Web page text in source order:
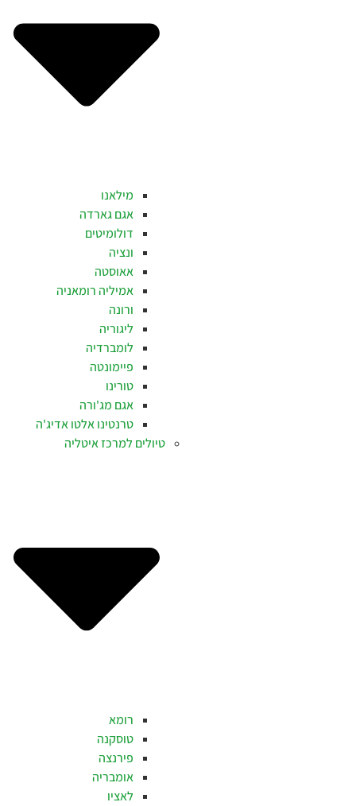
מילאנו
אגם גארדה
דולומיטים
ונציה
אאוסטה
אמיליה רומאניה
ורונה
ליגוריה
לומברדיה
פיימונטה
טורינו
אגם מג'ורה
טרנטינו אלטו אדיג'ה
טיולים למרכז איטליה
רומא
טוסקנה
פירנצה
אומבריה
לאציו